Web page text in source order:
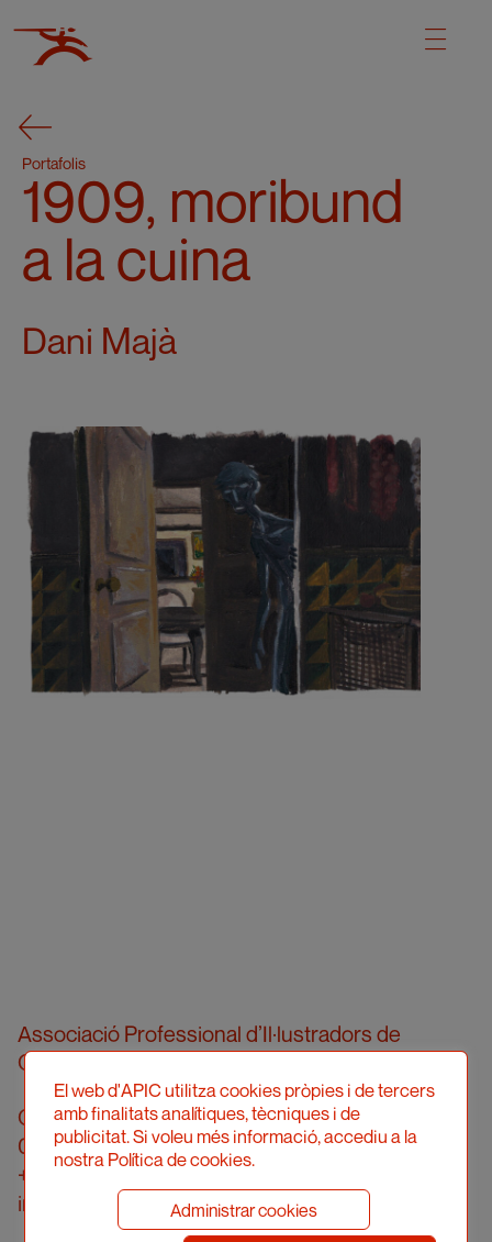
Portafolis
1909, moribund
a la cuina
Dani Majà
Associació Professional d’Il·lustradors de
Catalunya
Carrer Londres, 96, pral. 2a
08036 Barcelona
+34 934 161 474
info@apic.cat
El web d'APIC utilitza cookies pròpies i de tercers
amb finalitats analítiques, tècniques i de
publicitat. Si voleu més informació, accediu a la
nostra Política de cookies.
Administrar cookies